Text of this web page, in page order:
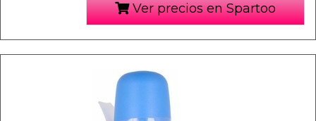
Ver precios en Spartoo